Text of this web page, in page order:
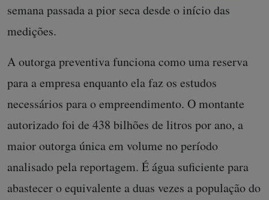
semana passada a pior seca desde o início das
medições.
A outorga preventiva funciona como uma reserva
para a empresa enquanto ela faz os estudos
necessários para o empreendimento. O montante
autorizado foi de 438 bilhões de litros por ano, a
maior outorga única em volume no período
analisado pela reportagem. É água suficiente para
abastecer o equivalente a duas vezes a população do